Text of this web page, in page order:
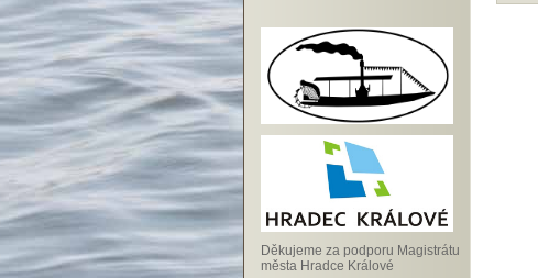
Děkujeme za podporu Magistrátu
města Hradce Králové